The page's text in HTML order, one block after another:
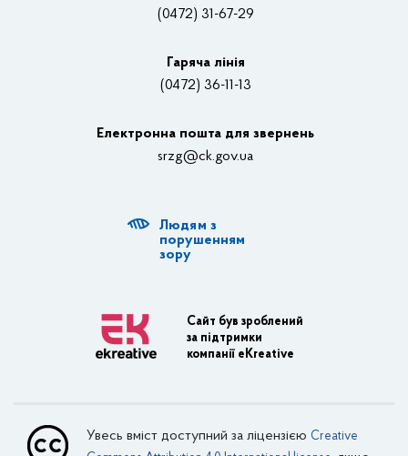
Контакти
Структурні підрозділи ОДА
Діяльність ОДА
Транспортна інфраструктура
Внутрішній водний транспорт
(0472) 31-67-29
Гаряча лінія
(0472) 36-11-13
Електронна пошта для звернень
srzg@ck.gov.ua
Людям з
порушенням
зору
Сайт був зроблений
за підтримки
компанії eKreative
Увесь вміст доступний за ліцензією Creative